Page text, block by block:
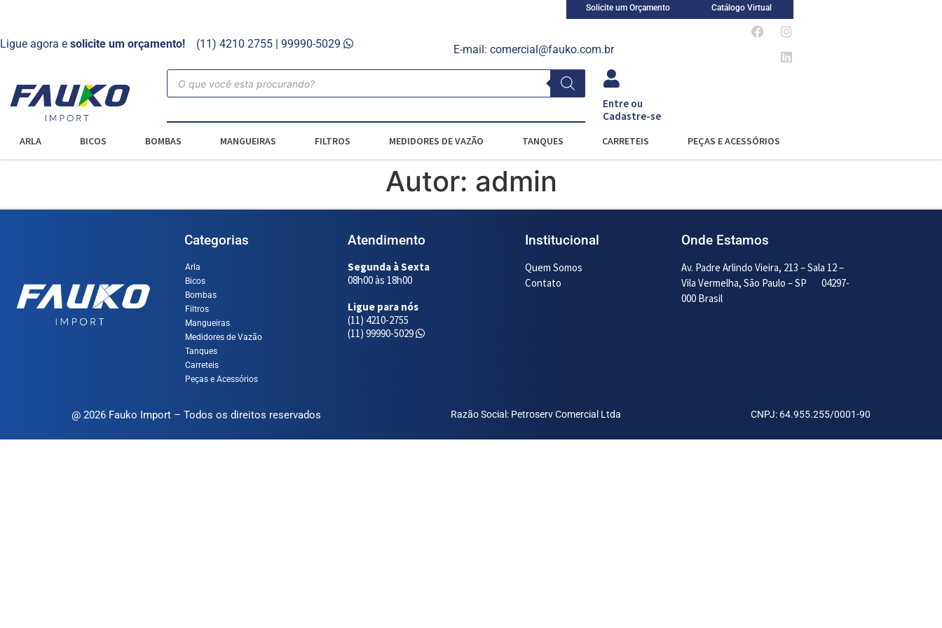
Solicite um Orçamento Catálogo Virtual
Ligue agora e solicite um orçamento! (11) 4210 2755 | 99990-5029 E-mail: comercial@fauko.com.br
Entre ou
Cadastre-se
ARLA BICOS BOMBAS MANGUEIRAS FILTROS MEDIDORES DE VAZÃO TANQUES CARRETEIS PEÇAS E ACESSÓRIOS
Autor: admin
Categorias
Arla
Bicos
Bombas
Filtros
Mangueiras
Medidores de Vazão
Tanques
Carreteis
Peças e Acessórios
Atendimento
Segunda à Sexta
08h00 às 18h00
Ligue para nós
(11) 4210-2755
(11) 99990-5029
Institucional
Quem Somos
Contato
Onde Estamos
Av. Padre Arlindo Vieira, 213 – Sala 12 –
Vila Vermelha, São Paulo – SP 04297-
000 Brasil
@ 2026 Fauko Import – Todos os direitos reservados Razão Social: Petroserv Comercial Ltda CNPJ: 64.955.255/0001-90